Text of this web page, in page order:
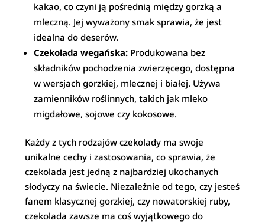
kakao, co czyni ją pośrednią między gorzką a
mleczną. Jej wyważony smak sprawia, że jest
idealna do deserów.
Czekolada wegańska: Produkowana bez
składników pochodzenia zwierzęcego, dostępna
w wersjach gorzkiej, mlecznej i białej. Używa
zamienników roślinnych, takich jak mleko
migdałowe, sojowe czy kokosowe.
Każdy z tych rodzajów czekolady ma swoje
unikalne cechy i zastosowania, co sprawia, że
czekolada jest jedną z najbardziej ukochanych
słodyczy na świecie. Niezależnie od tego, czy jesteś
fanem klasycznej gorzkiej, czy nowatorskiej ruby,
czekolada zawsze ma coś wyjątkowego do